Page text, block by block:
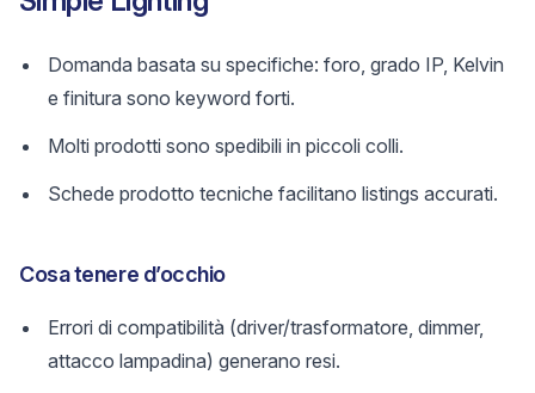
Domanda basata su specifiche: foro, grado IP, Kelvin
e finitura sono keyword forti.
Molti prodotti sono spedibili in piccoli colli.
Schede prodotto tecniche facilitano listings accurati.
Cosa tenere d’occhio
Errori di compatibilità (driver/trasformatore, dimmer,
attacco lampadina) generano resi.